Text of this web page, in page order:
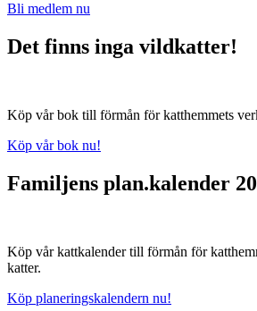
Bli medlem nu
Det finns inga vildkatter!
Köp vår bok till förmån för katthemmets
Köp vår bok nu!
Familjens plan.kalender
Köp vår kattkalender till förmån för
katter.
Köp planeringskalendern nu!